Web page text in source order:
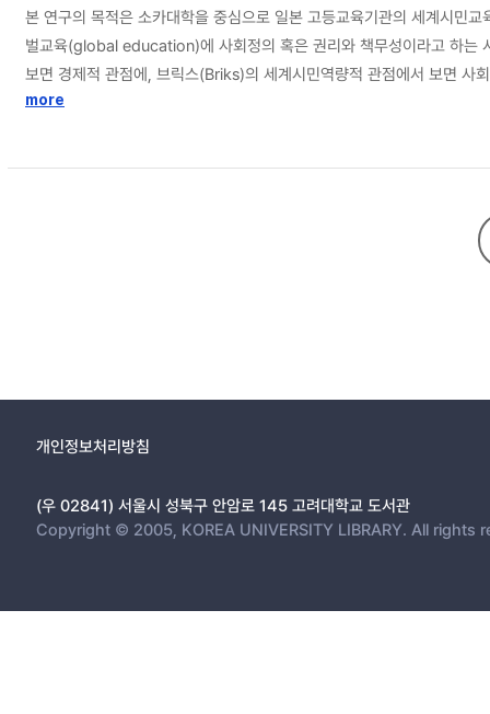
본 연구의 목적은 소카대학을 중심으로 일본 고등교육기관의 세계시민
벌교육(global education)에 사회정의 혹은 권리와 책무성이라고 하는
보면 경제적 관점에, 브릭스(Briks)의 세계시민역량적 관점에서 보면 사
일시하는 경향을 보이고 있으며, 이는 자칫하면 세계시민교육의 목적성
more
개인정보처리방침
(우 02841) 서울시 성북구 안암로 145 고려대학교 도서관
Copyright © 2005, KOREA UNIVERSITY LIBRARY. All rights